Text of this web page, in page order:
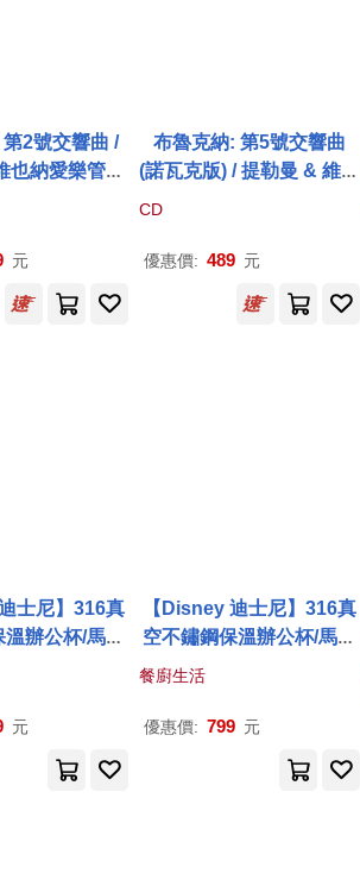
2號交響曲 /
也納愛樂管弦
版)(Bruckne
102 / Christi
(Edition
元
布魯克納: 第5號交響曲
(諾瓦克版) / 提勒曼 & 維也
納愛樂管弦樂團(Bruckne
Flat Major, WAB 105 (Edi
hielemann & Wiener Phil
CD
優惠價: 489 元
士尼】316真
辦公杯/馬克
-小熊維尼
元
【Disney 迪士尼】316真
空不鏽鋼保溫辦公杯/馬克
杯/咖啡杯-小熊維尼
餐廚生活
優惠價: 799 元